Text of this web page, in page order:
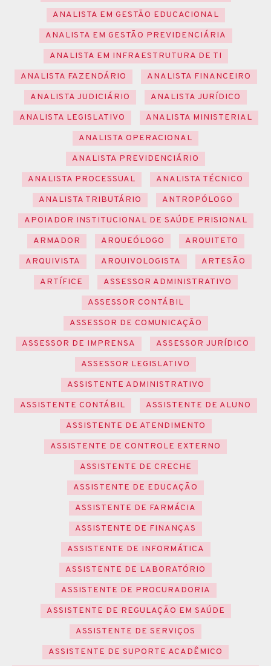
ANALISTA EM GESTÃO EDUCACIONAL
ANALISTA EM GESTÃO PREVIDENCIÁRIA
ANALISTA EM INFRAESTRUTURA DE TI
ANALISTA FAZENDÁRIO
ANALISTA FINANCEIRO
ANALISTA JUDICIÁRIO
ANALISTA JURÍDICO
ANALISTA LEGISLATIVO
ANALISTA MINISTERIAL
ANALISTA OPERACIONAL
ANALISTA PREVIDENCIÁRIO
ANALISTA PROCESSUAL
ANALISTA TÉCNICO
ANALISTA TRIBUTÁRIO
ANTROPÓLOGO
APOIADOR INSTITUCIONAL DE SAÚDE PRISIONAL
ARMADOR
ARQUEÓLOGO
ARQUITETO
ARQUIVISTA
ARQUIVOLOGISTA
ARTESÃO
ARTÍFICE
ASSESSOR ADMINISTRATIVO
ASSESSOR CONTÁBIL
ASSESSOR DE COMUNICAÇÃO
ASSESSOR DE IMPRENSA
ASSESSOR JURÍDICO
ASSESSOR LEGISLATIVO
ASSISTENTE ADMINISTRATIVO
ASSISTENTE CONTÁBIL
ASSISTENTE DE ALUNO
ASSISTENTE DE ATENDIMENTO
ASSISTENTE DE CONTROLE EXTERNO
ASSISTENTE DE CRECHE
ASSISTENTE DE EDUCAÇÃO
ASSISTENTE DE FARMÁCIA
ASSISTENTE DE FINANÇAS
ASSISTENTE DE INFORMÁTICA
ASSISTENTE DE LABORATÓRIO
ASSISTENTE DE PROCURADORIA
ASSISTENTE DE REGULAÇÃO EM SAÚDE
ASSISTENTE DE SERVIÇOS
ASSISTENTE DE SUPORTE ACADÊMICO